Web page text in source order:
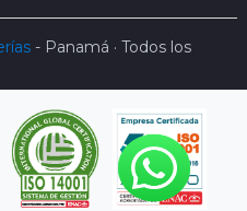
- Panamá · Todos los